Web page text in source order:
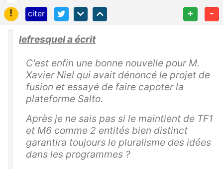
!
citer + -
lefresquel a écrit
C'est enfin une bonne nouvelle pour M.
Xavier Niel qui avait dénoncé le projet de
fusion et essayé de faire capoter la
plateforme Salto.
Après je ne sais pas si le maintient de TF1
et M6 comme 2 entités bien distinct
garantira toujours le pluralisme des idées
dans les programmes ?